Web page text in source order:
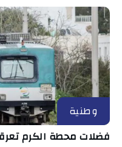
وطنية
فضلات محطة الكرم